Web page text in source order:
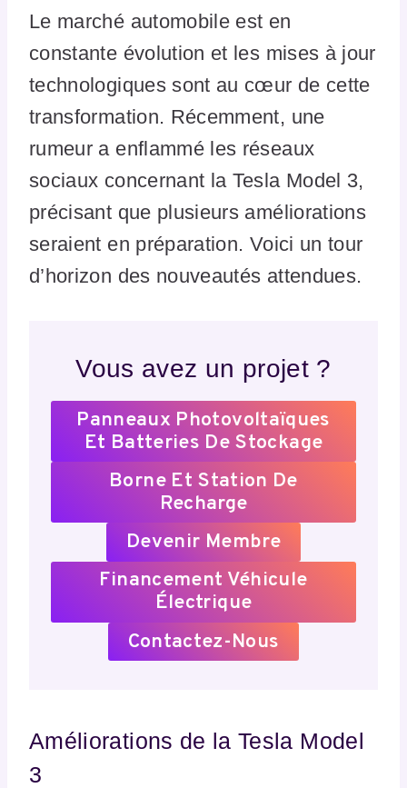
Le marché automobile est en
constante évolution et les mises à jour
technologiques sont au cœur de cette
transformation. Récemment, une
rumeur a enflammé les réseaux
sociaux concernant la Tesla Model 3,
précisant que plusieurs améliorations
seraient en préparation. Voici un tour
d’horizon des nouveautés attendues.
Vous avez un projet ?
Panneaux Photovoltaïques
Et Batteries De Stockage
Borne Et Station De
Recharge
Devenir Membre
Financement Véhicule
Électrique
Contactez-Nous
Améliorations de la Tesla Model
3